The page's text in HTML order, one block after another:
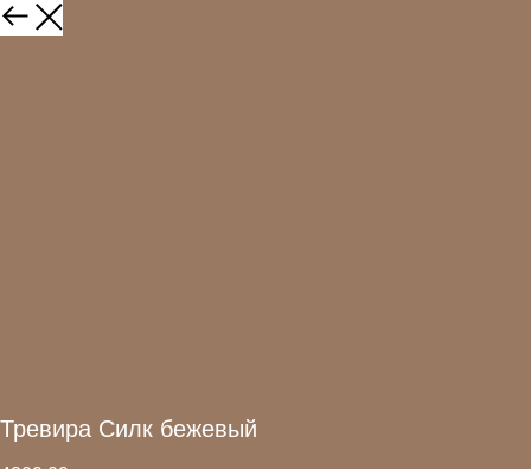
Тревира Силк бежевый